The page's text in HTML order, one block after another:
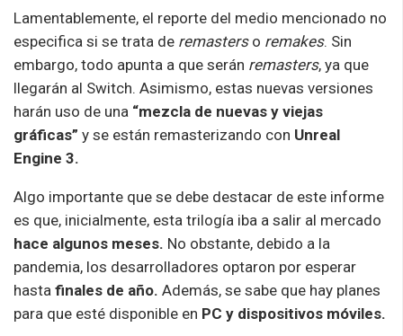
Lamentablemente, el reporte del medio mencionado no
especifica si se trata de remasterso remakes. Sin
embargo, todo apunta a que serán remasters, ya que
llegarán al Switch. Asimismo, estas nuevas versiones
harán uso de una “mezcla de nuevas y viejas
gráficas” y se están remasterizando con Unreal
Engine 3.
Algo importante que se debe destacar de este informe
es que, inicialmente, esta trilogía iba a salir al mercado
hace algunos meses. No obstante, debido a la
pandemia, los desarrolladores optaron por esperar
hasta finales de año. Además, se sabe que hay planes
para que esté disponible en PC y dispositivos móviles.